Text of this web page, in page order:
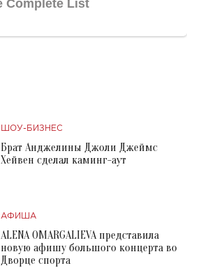
ШОУ-БИЗНЕС
Брат Анджелины Джоли Джеймс
Хейвен сделал каминг-аут
АФИША
ALENA OMARGALIEVA представила
новую афишу большого концерта во
Дворце спорта